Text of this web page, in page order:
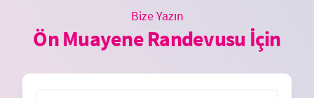
Bize Yazın
Ön Muayene Randevusu İçin